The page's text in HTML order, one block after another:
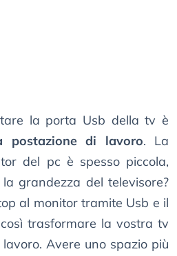
la porta Usb della tv è
postazione di lavoro. La
del pc è spesso piccola,
grandezza del televisore?
al monitor tramite Usb e il
trasformare la vostra tv
Avere uno spazio più